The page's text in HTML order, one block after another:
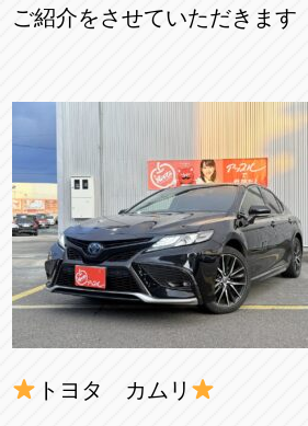
0568-76-
アップル
0561-53-
アップル
0587-66-
052-400-
牧市久保新町20
尾張旭店
張旭市印場元町5-2-8
岩倉店
倉市大地町長田35-1
須市春日砂賀東114
ご紹介をさせていただきます
トヨタ カムリ